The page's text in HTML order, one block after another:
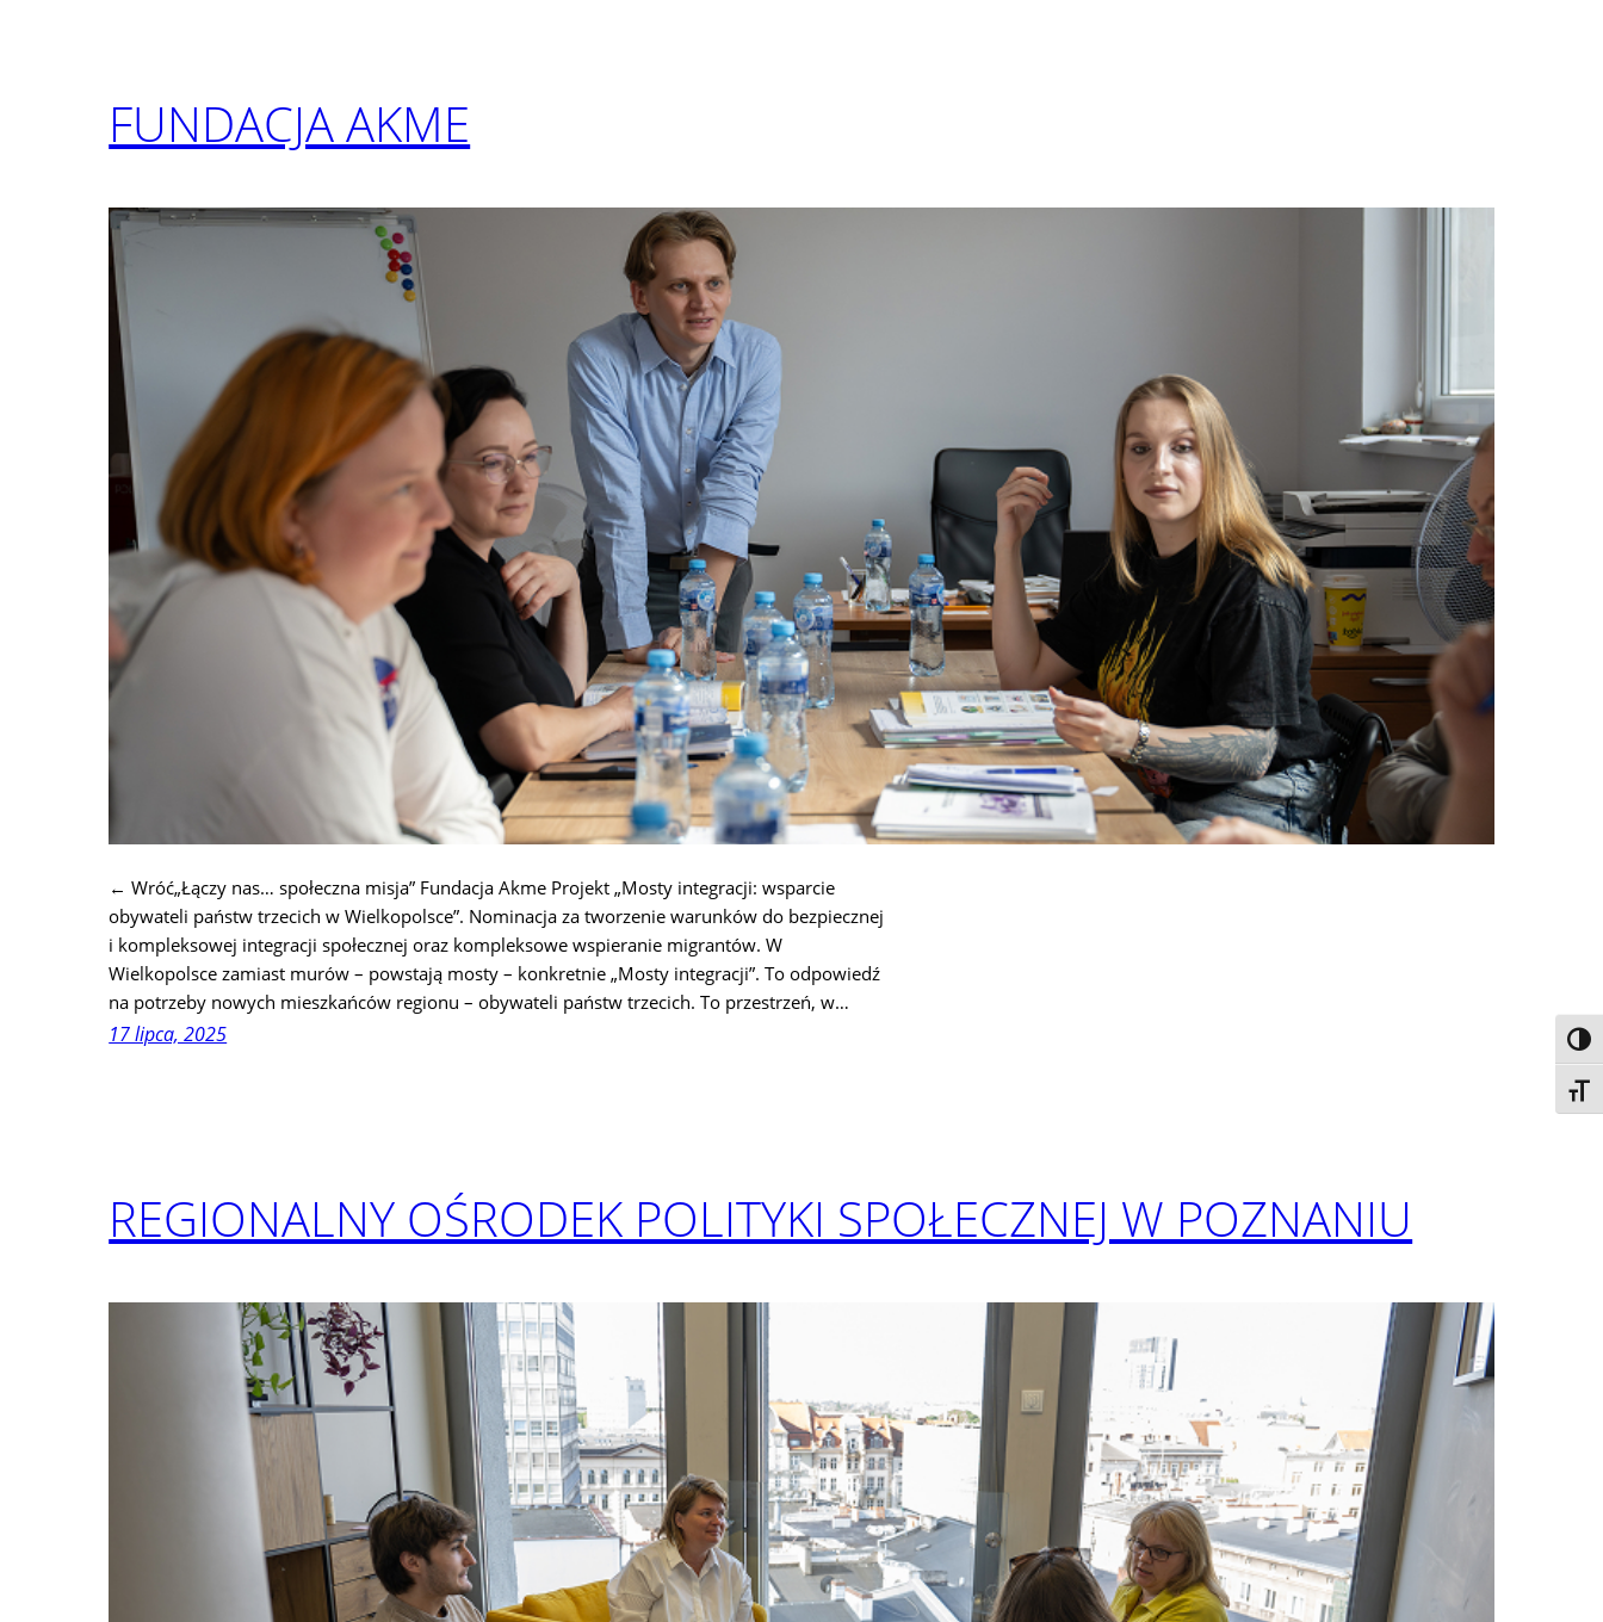
FUNDACJA AKME
← Wróć„Łączy nas… społeczna misja” Fundacja Akme Projekt „Mosty integracji: wsparcie
obywateli państw trzecich w Wielkopolsce”. Nominacja za tworzenie warunków do bezpiecznej
i kompleksowej integracji społecznej oraz kompleksowe wspieranie migrantów. W
Wielkopolsce zamiast murów – powstają mosty – konkretnie „Mosty integracji”. To odpowiedź
na potrzeby nowych mieszkańców regionu – obywateli państw trzecich. To przestrzeń, w…
17 lipca, 2025
REGIONALNY OŚRODEK POLITYKI SPOŁECZNEJ W POZNANIU